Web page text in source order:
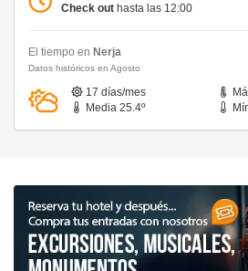
Check out hasta las 12:00
El tiempo en Nerja
Datos históricos en Agosto
17 días/mes
Media 25.4º